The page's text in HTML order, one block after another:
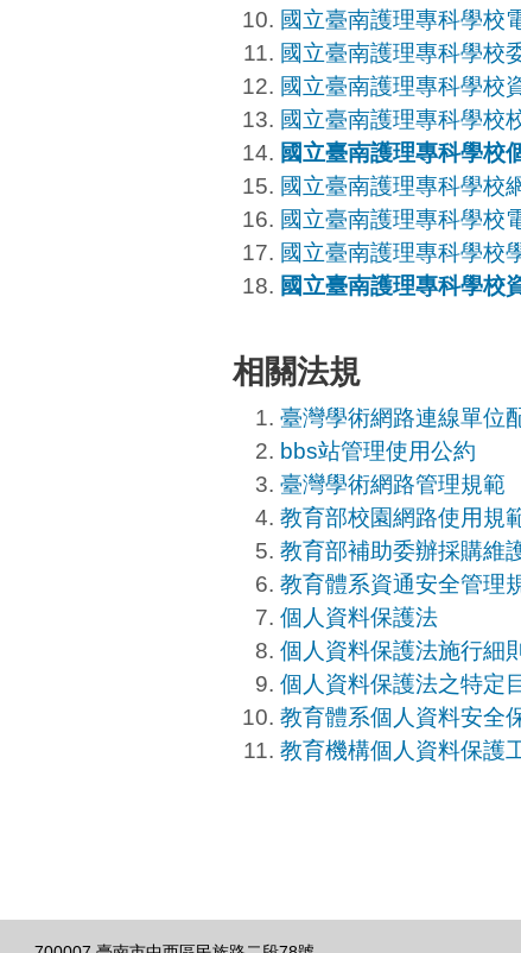
國立臺南護理專科學校
國立臺南護理專科學校
國立臺南護理專科學校
國立臺南護理專科學校
國立臺南護理專科學校
國立臺南護理專科學校
國立臺南護理專科學校
國立臺南護理專科學校
國立臺南護理專科學校
相關法規
臺灣學術網路連線單位
bbs站管理使用公約
臺灣學術網路管理規範
教育部校園網路使用規
教育部補助委辦採購維
教育體系資通安全管理
個人資料保護法
個人資料保護法施行細則
個人資料保護法之特定
教育體系個人資料安全
教育機構個人資料保護